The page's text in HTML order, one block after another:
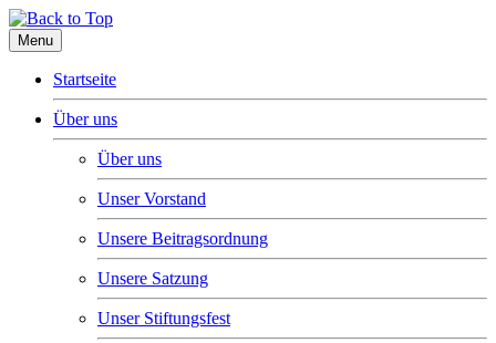
Menu
Startseite
Über uns
Über uns
Unser Vorstand
Unsere Beitragsordnung
Unsere Satzung
Unser Stiftungsfest